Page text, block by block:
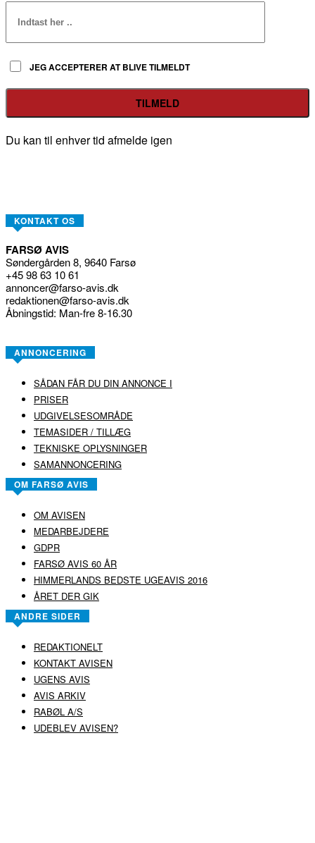
JEG ACCEPTERER AT BLIVE TILMELDT
Du kan til enhver tid afmelde igen
KONTAKT OS
FARSØ AVIS
Søndergården 8, 9640 Farsø
+45 98 63 10 61
annoncer@farso-avis.dk
redaktionen@farso-avis.dk
Åbningstid: Man-fre 8-16.30
ANNONCERING
SÅDAN FÅR DU DIN ANNONCE I
PRISER
UDGIVELSESOMRÅDE
TEMASIDER / TILLÆG
TEKNISKE OPLYSNINGER
SAMANNONCERING
OM FARSØ AVIS
OM AVISEN
MEDARBEJDERE
GDPR
FARSØ AVIS 60 ÅR
HIMMERLANDS BEDSTE UGEAVIS 2016
ÅRET DER GIK
ANDRE SIDER
REDAKTIONELT
KONTAKT AVISEN
UGENS AVIS
AVIS ARKIV
RABØL A/S
UDEBLEV AVISEN?